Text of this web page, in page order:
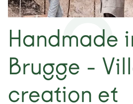
nieuws
projecten
contact
Handmade
Brugge -
creation et